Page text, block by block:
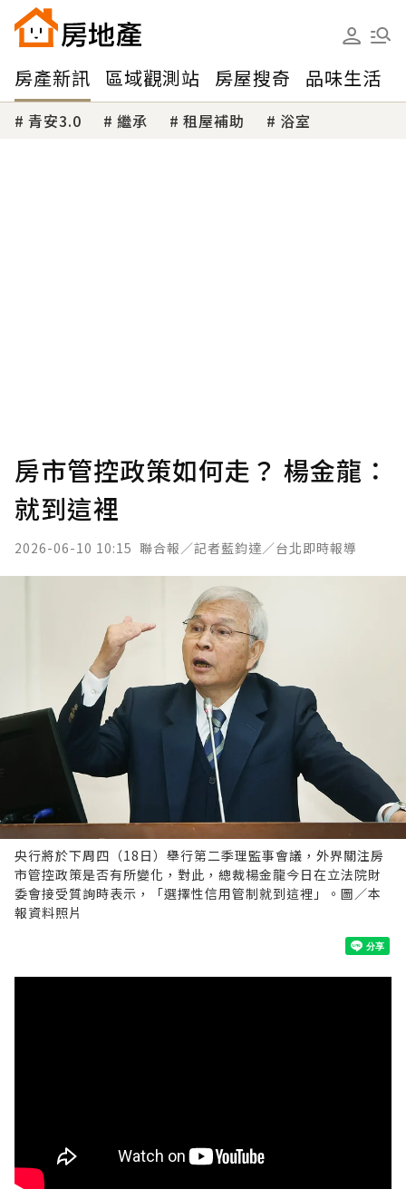
房產新訊 區域觀測站 房屋搜奇 品味生活
青安3.0 繼承 租屋補助 浴室
房市管控政策如何走？ 楊金龍：
就到這裡
2026-06-10 10:15 聯合報／記者藍鈞達／台北即時報導
央行將於下周四（18日）舉行第二季理監事會議，外界關注房
市管控政策是否有所變化，對此，總裁楊金龍今日在立法院財
委會接受質詢時表示，「選擇性信用管制就到這裡」。圖／本
報資料照片